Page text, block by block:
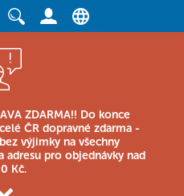
ZDARMA!! Do konce
ČR dopravné zdarma -
výjimky na všechny
adresu pro objednávky nad
Kč.